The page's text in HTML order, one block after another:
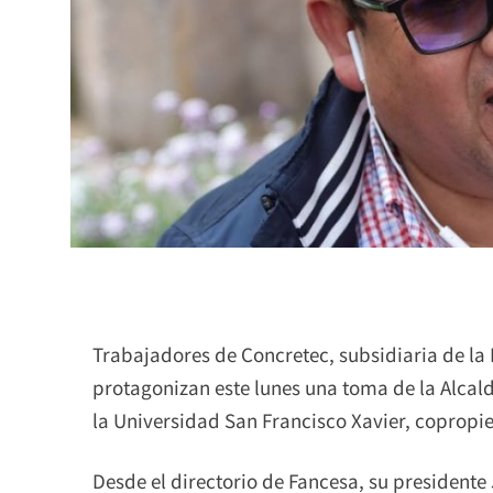
Trabajadores de Concretec, subsidiaria de la
protagonizan este lunes una toma de la
la Universidad San Francisco Xavier,
Desde el directorio de Fancesa, su